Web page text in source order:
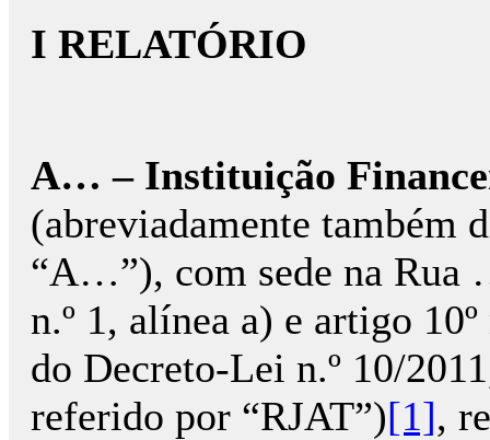
I RELATÓRIO
A… – Instituição
(abreviadamente também
“A…”), com sede na Rua
n.º 1, alínea a) e artigo
do Decreto-Lei n.º 10/
referido por “RJAT”)[1],